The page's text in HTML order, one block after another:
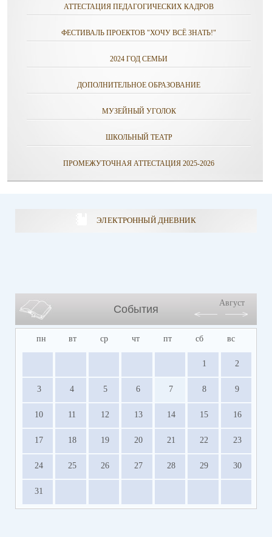
АТТЕСТАЦИЯ ПЕДАГОГИЧЕСКИХ КАДРОВ
ФЕСТИВАЛЬ ПРОЕКТОВ "ХОЧУ ВСЁ ЗНАТЬ!"
2024 ГОД СЕМЬИ
ДОПОЛНИТЕЛЬНОЕ ОБРАЗОВАНИЕ
МУЗЕЙНЫЙ УГОЛОК
ШКОЛЬНЫЙ ТЕАТР
ПРОМЕЖУТОЧНАЯ АТТЕСТАЦИЯ 2025-2026
ЭЛЕКТРОННЫЙ ДНЕВНИК
События
Август
пн вт ср чт пт сб вс
1 2
3 4 5 6 7 8 9
10 11 12 13 14 15 16
17 18 19 20 21 22 23
24 25 26 27 28 29 30
31